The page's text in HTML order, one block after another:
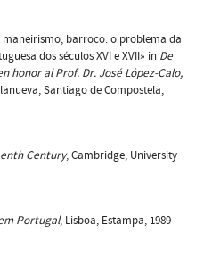
maneirismo, barroco: o problema da
dos séculos XVI e XVII» in De
honor al Prof. Dr. José López-Calo,
Santiago de Compostela,
Century, Cambridge, University
Portugal, Lisboa, Estampa, 1989